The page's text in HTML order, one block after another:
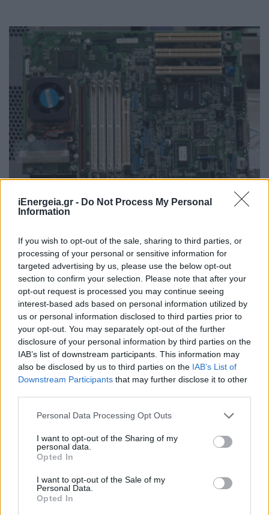
iEnergeia.gr - Do Not Process My Personal
Information
If you wish to opt-out of the sale, sharing to third parties, or
processing of your personal or sensitive information for
targeted advertising by us, please use the below opt-out
section to confirm your selection. Please note that after your
opt-out request is processed you may continue seeing
interest-based ads based on personal information utilized by
us or personal information disclosed to third parties prior to
your opt-out. You may separately opt-out of the further
disclosure of your personal information by third parties on the
IAB’s list of downstream participants. This information may
also be disclosed by us to third parties on the IAB’s List of
Downstream Participants that may further disclose it to other
Personal Data Processing Opt Outs
I want to opt-out of the Sharing of my
personal data.
Opted In
I want to opt-out of the Sale of my
Personal Data.
Opted In
μεγάλη διάρκεια ζωής
ΑΠΟΘΗΚΕΥΣΗ
29/04/2023 - 07:54
Ανταγωνιστικές Διαδικασίες για
Ενίσχυση σε Σταθμούς Αποθήκευσης
Ηλεκτρικής Ενέργειας